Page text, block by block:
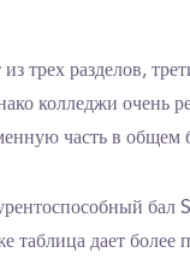
трех разделов,
колледжи очень
часть в общем
бал
таблица дает более